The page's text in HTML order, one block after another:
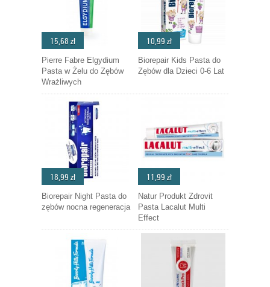
15,68 zł
Pierre Fabre Elgydium
Pasta w Żelu do Zębów
Wrażliwych
10,99 zł
Biorepair Kids Pasta do
Zębów dla Dzieci 0-6 Lat
18,99 zł
Biorepair Night Pasta do
zębów nocna regeneracja
11,99 zł
Natur Produkt Zdrovit
Pasta Lacalut Multi
Effect